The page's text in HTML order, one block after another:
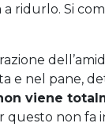
ridurlo. Si
e nel pane,
viene
questo non fa